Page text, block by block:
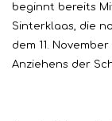
beginnt bereits
Sinterklaas, die
dem 11.
Anziehens der